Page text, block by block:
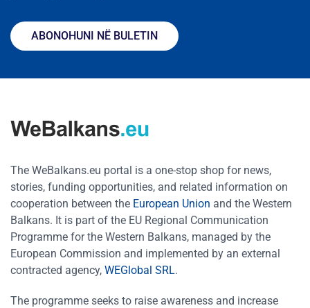
ABONOHUNI NË BULETIN
The WeBalkans.eu portal is a one-stop shop for news,
stories, funding opportunities, and related information on
cooperation between the European Union and the Western
Balkans. It is part of the EU Regional Communication
Programme for the Western Balkans, managed by the
European Commission and implemented by an external
contracted agency, WEGlobal SRL.
The programme seeks to raise awareness and increase